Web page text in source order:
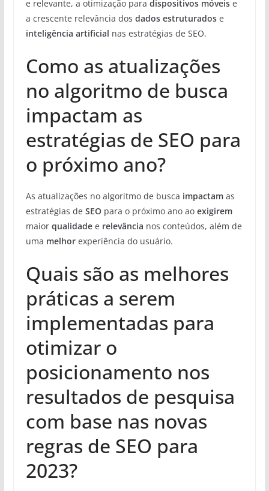
e relevante, a otimização para dispositivos móveise
a crescente relevância dos dados estruturadose
inteligência artificial nas estratégias de SEO.
Como as atualizações
no algoritmo de busca
impactam as
estratégias de SEO para
o próximo ano?
As atualizações no algoritmo de busca impactamas
estratégias de SEOpara o próximo ano ao exigirem
maior qualidadee relevância nos conteúdos, além de
uma melhorexperiência do usuário.
Quais são as melhores
práticas a serem
implementadas para
otimizar o
posicionamento nos
resultados de pesquisa
com base nas novas
regras de SEO para
2023?